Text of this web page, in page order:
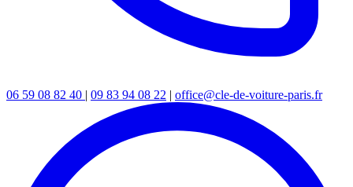
06 59 08 82 40 | 09 83 94 08 22 | office@cle-de-voiture-paris.fr